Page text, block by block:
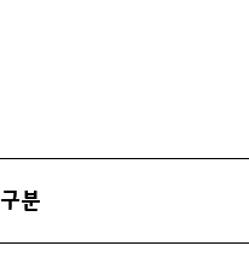
구분